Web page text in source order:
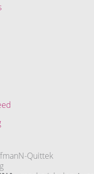
Quittek